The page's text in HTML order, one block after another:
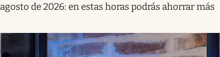
agosto de 2026: en estas horas podrás ahorrar más